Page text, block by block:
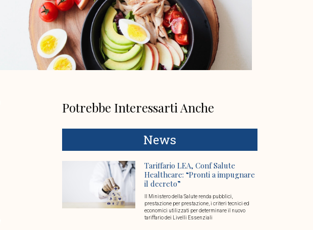
Potrebbe Interessarti Anche
News
Tariffario LEA, Conf Salute
Healthcare: “Pronti a impugnare
il decreto”
Il Ministero della Salute renda pubblici,
prestazione per prestazione, i criteri tecnici ed
economici utilizzati per determinare il nuovo
tariffario dei Livelli Essenziali